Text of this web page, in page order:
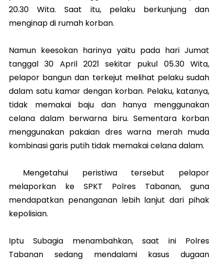
20.30 Wita. Saat itu, pelaku berkunjung dan
menginap di rumah korban.
Namun keesokan harinya yaitu pada hari Jumat
tanggal 30 April 2021 sekitar pukul 05.30 Wita,
pelapor bangun dan terkejut melihat pelaku sudah
dalam satu kamar dengan korban. Pelaku, katanya,
tidak memakai baju dan hanya menggunakan
celana dalam berwarna biru. Sementara korban
menggunakan pakaian dres warna merah muda
kombinasi garis putih tidak memakai celana dalam.
Mengetahui peristiwa tersebut pelapor
melaporkan ke SPKT Polres Tabanan, guna
mendapatkan penanganan lebih lanjut dari pihak
kepolisian.
Iptu Subagia menambahkan, saat ini Polres
Tabanan sedang mendalami kasus dugaan